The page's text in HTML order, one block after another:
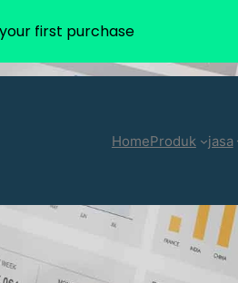
HomeProduk jasa
first purchase